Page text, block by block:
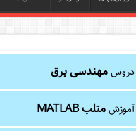
دروسمهندسی برق
آموزشمتلب MATLAB